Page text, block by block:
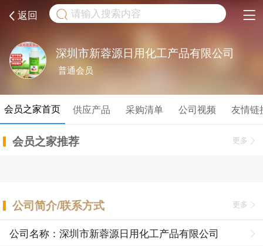
返回 取消
深圳市新蓉源日用化工产品有限公司
普通会员
会员之家首页 供应产品 采购清单 公司视频 友情链
会员之家推荐 更多
公司简介/联系方式 更多
公司名称：深圳市新蓉源日用化工产品有限公司